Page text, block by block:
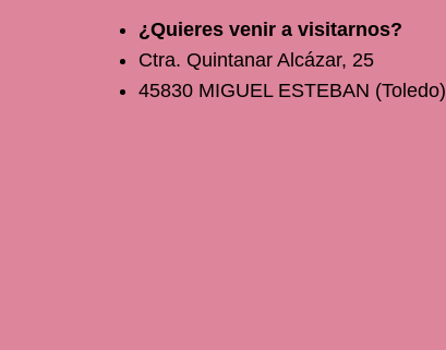
¿Quieres venir a visitarnos?
Ctra. Quintanar Alcázar, 25
45830 MIGUEL ESTEBAN (Toledo)